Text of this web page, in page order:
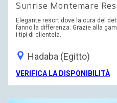
Sunrise Montemare
Elegante resort dove la cura del
fanno la differenza. Grazie alla
i tipi di clientela.
Hadaba (Egitto)
VERIFICA LA DISPONIBILITÀ